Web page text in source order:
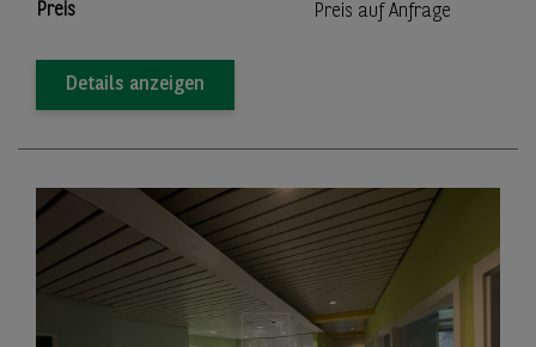
Preis Preis auf Anfrage
Details anzeigen